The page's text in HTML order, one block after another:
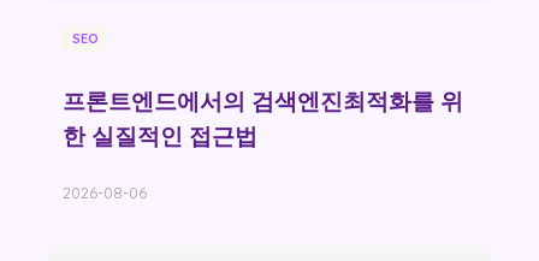
SEO
프론트엔드에서의 검색엔진최적화를 위
한 실질적인 접근법
2026-08-06